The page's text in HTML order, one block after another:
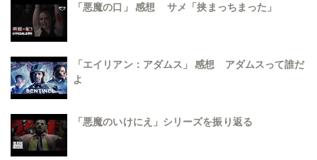
「悪魔の口」 感想 サメ「挟まっちまった」
「エイリアン：アダムス」 感想 アダムスって誰だ
よ
「悪魔のいけにえ」シリーズを振り返る